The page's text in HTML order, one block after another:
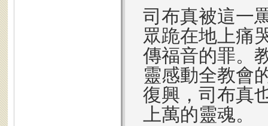
司布真被這一
眾跪在地上痛
傳福音的罪。
靈感動全教會
復興，司布真
上萬的靈魂。